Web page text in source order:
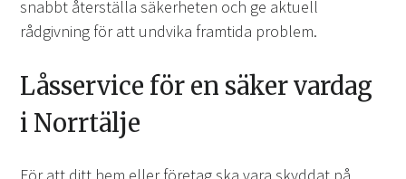
snabbt återställa säkerheten och ge aktuell
rådgivning för att undvika framtida problem.
Låsservice för en säker vardag
i Norrtälje
För att ditt hem eller företag ska vara skyddat på